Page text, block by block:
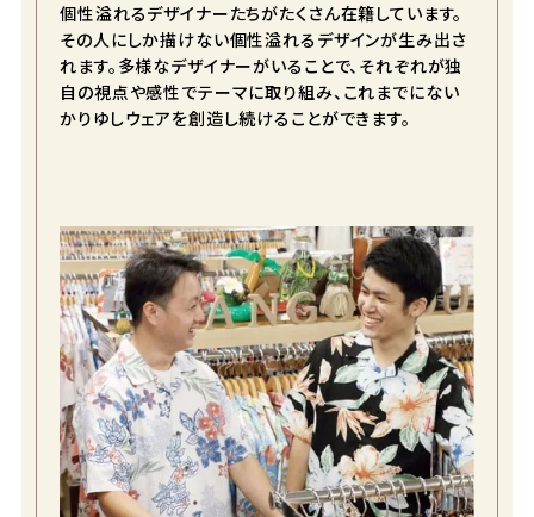
個性溢れるデザイナーたちがたくさん在籍しています。
その人にしか描けない個性溢れるデザインが生み出さ
れます。多様なデザイナーがいることで、それぞれが独
自の視点や感性でテーマに取り組み、これまでにない
かりゆしウェアを創造し続けることができます。